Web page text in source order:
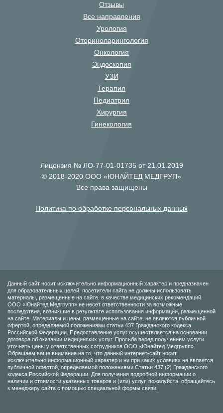
Отзывы
Все направления
Урология
Оториноларингология
Онкология
Эндоскопия
УЗИ
Терапия
Педиатрия
Хирургия
Гинекология
Лицензия № ЛО-77-01-01735 от 21.01.2019
© 2018-2020 ООО «ЮНАЙТЕД МЕДГРУП»
Все права защищены
Политика по обработке персональных данных
Данный сайт носит исключительно информационный характер и предназначен
для образовательных целей, посетители сайта не должны использовать
материалы, размещенные на сайте, в качестве медицинских рекомендаций.
ООО «Юнайтед Медгрупп» не несет ответственности за возможные
последствия, возникшие в результате использования информации, размещенной
на сайте. Материалы и цены, размещенные на сайте, не являются публичной
офертой, определяемой положениями статьи 437 Гражданского кодекса
Российской Федерации. Предоставление услуг осуществляется на основании
договора об оказании медицинских услуг. Просьба перед получением услуги
уточнять цены у ответственных сотрудников ООО «Юнайтед Медгрупп».
Обращаем ваше внимание на то, что данный интернет-сайт носит
исключительно информационный характер и ни при каких условиях не является
публичной офертой, определяемой положениями Статьи 437 (2) Гражданского
кодекса Российской Федерации. Для получения подробной информации о
наличии и стоимости указанных товаров и (или) услуг, пожалуйста, обращайтесь
к менеджеру сайта с помощью специальной формы связи.